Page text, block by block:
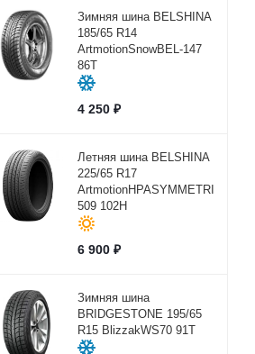
Зимняя шина BELSHINA
185/65 R14
ArtmotionSnowBEL-147
86T
4 250₽
Летняя шина BELSHINA
225/65 R17
ArtmotionHPASYMMETRICBEL-
509 102H
6 900₽
Зимняя шина
BRIDGESTONE 195/65
R15 BlizzakWS70 91T